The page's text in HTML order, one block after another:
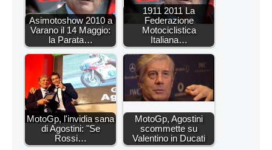
Asimotoshow 2010 a
Varano il 14 Maggio:
la Parata…
1911 2011 La
Federazione
Motociclistica
Italiana…
MotoGp, l'invidia sana
di Agostini: "Se
Rossi…
MotoGp, Agostini
scommette su
Valentino in Ducati